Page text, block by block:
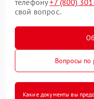
телефону+7 (800)
свой вопрос.
Вопросы по
Какие документы вы